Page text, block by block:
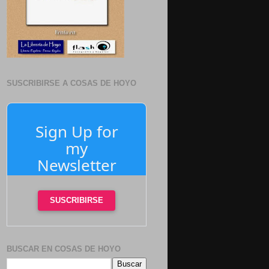
SUSCRIBIRSE A COSAS DE HOYO
Sign Up for
my
Newsletter
SUSCRIBIRSE
BUSCAR EN COSAS DE HOYO